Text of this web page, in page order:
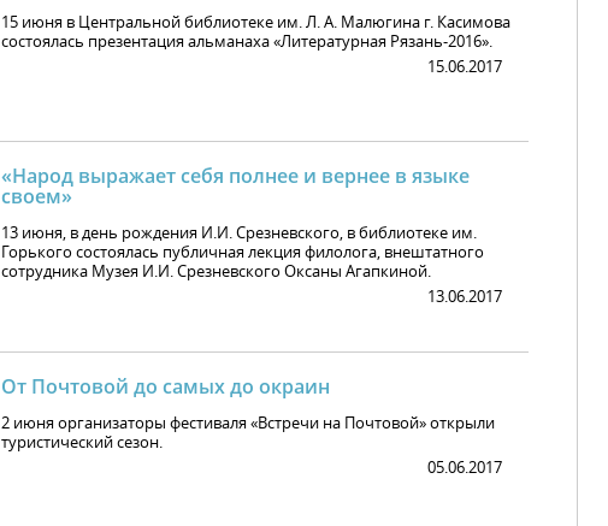
15 июня в Центральной библиотеке им. Л. А. Малюгина г. Касимова
состоялась презентация альманаха «Литературная Рязань-2016».
15.06.2017
«Народ выражает себя полнее и вернее в языке
своем»
13 июня, в день рождения И.И. Срезневского, в библиотеке им.
Горького состоялась публичная лекция филолога, внештатного
сотрудника Музея И.И. Срезневского Оксаны Агапкиной.
13.06.2017
От Почтовой до самых до окраин
2 июня организаторы фестиваля «Встречи на Почтовой» открыли
туристический сезон.
05.06.2017